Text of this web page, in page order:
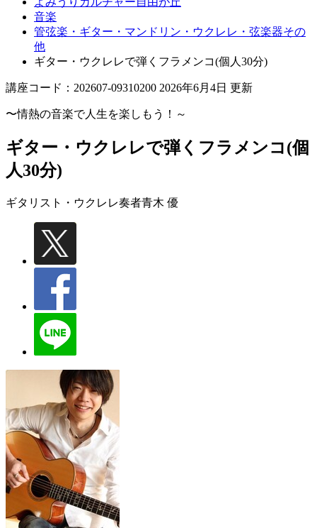
音楽
管弦楽・ギター・マンドリン・ウクレレ・弦楽器その
他
ギター・ウクレレで弾くフラメンコ(個人30分)
講座コード：202607-09310200 2026年6月4日 更新
〜情熱の音楽で人生を楽しもう！～
ギター・ウクレレで弾くフラメンコ(個
人30分)
ギタリスト・ウクレレ奏者青木 優